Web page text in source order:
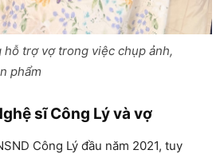
hỗ trợ vợ trong việc chụp ảnh,
phẩm
sĩ Công Lý và vợ
Công Lý đầu năm 2021, tuy